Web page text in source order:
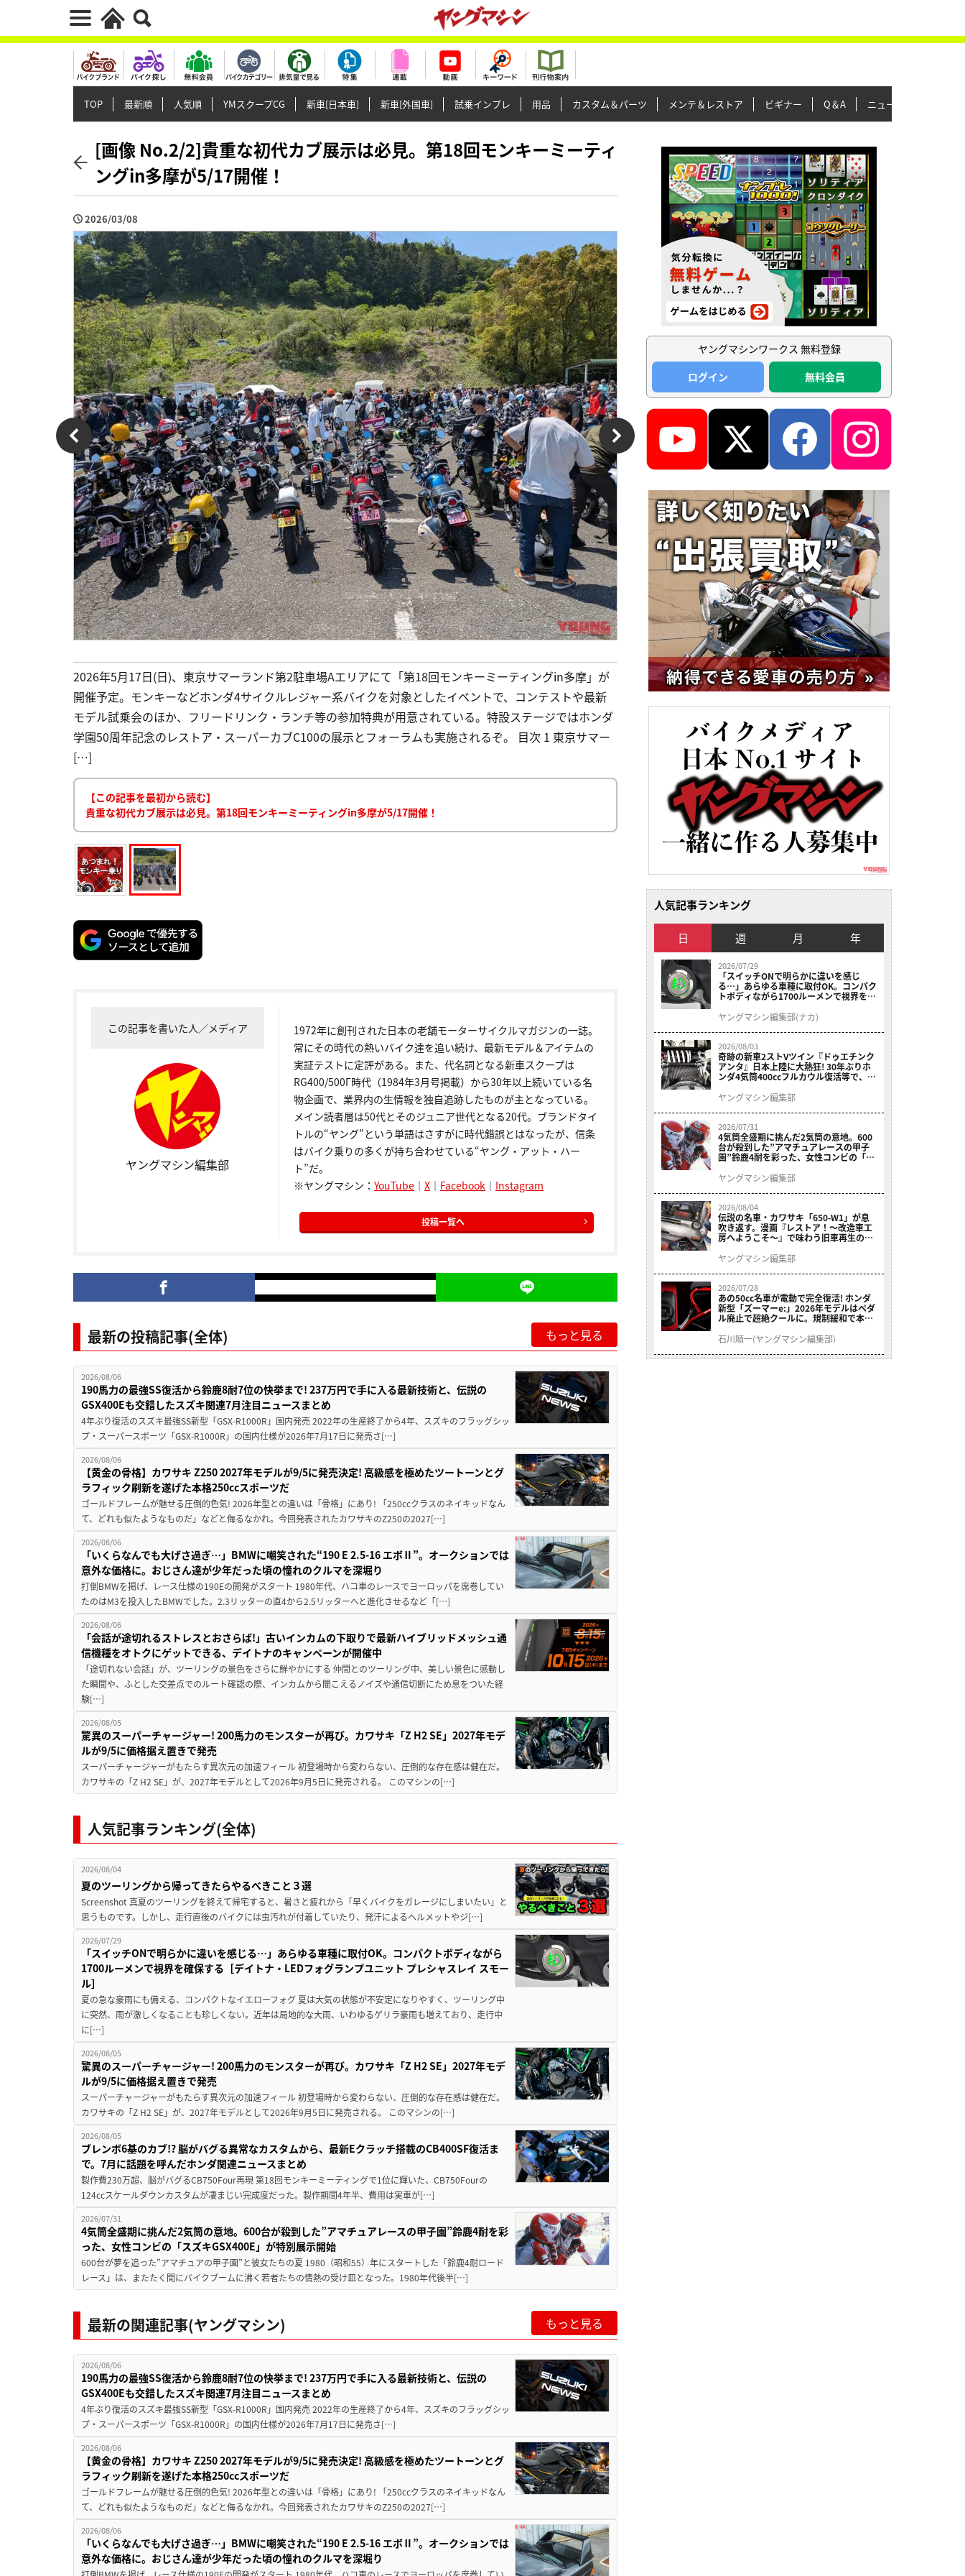
TOP 最新順 人気順 YMスクープCG 新車[日本車] 新車[外国車] 試乗インプレ 用品 カスタム＆パーツ メンテ＆レストア ビギナー Q＆A ニュース＆トピックス
[画像 No.2/2]貴重な初代カブ展示は必見。第18回モンキーミーティ
ングin多摩が5/17開催！
2026/03/08
2026年5月17日(日)、東京サマーランド第2駐車場Aエリアにて「第18回モンキーミーティングin多摩」が
開催予定。モンキーなどホンダ4サイクルレジャー系バイクを対象としたイベントで、コンテストや最新
モデル試乗会のほか、フリードリンク・ランチ等の参加特典が用意されている。特設ステージではホンダ
学園50周年記念のレストア・スーパーカブC100の展示とフォーラムも実施されるぞ。 目次 1 東京サマー
[…]
【この記事を最初から読む】
貴重な初代カブ展示は必見。第18回モンキーミーティングin多摩が5/17開催！
この記事を書いた人／メディア
ヤングマシン編集部
1972年に創刊された日本の老舗モーターサイクルマガジンの一誌。
常にその時代の熱いバイク達を追い続け、最新モデル＆アイテムの
実証テストに定評がある。また、代名詞となる新車スクープは
RG400/500Γ時代（1984年3月号掲載）から30年以上続いている名
物企画で、業界内の生情報を独自追跡したものが主となっている。
メイン読者層は50代とそのジュニア世代となる20代。ブランドタイ
トルの“ヤング”という単語はさすがに時代錯誤とはなったが、信条
はバイク乗りの多くが持ち合わせている“ヤング・アット・ハー
ト”だ。
※ヤングマシン： YouTube｜ X｜ Facebook｜ Instagram
投稿一覧へ
最新の投稿記事(全体) もっと見る
2026/08/06
190馬力の最強SS復活から鈴鹿8耐7位の快挙まで! 237万円で手に入る最新技術と、伝説の
GSX400Eも交錯したスズキ関連7月注目ニュースまとめ
4年ぶり復活のスズキ最強SS新型「GSX-R1000R」国内発売 2022年の生産終了から4年、スズキのフラッグシッ
プ・スーパースポーツ「GSX-R1000R」の国内仕様が2026年7月17日に発売さ[…]
2026/08/06
【黄金の骨格】カワサキ Z250 2027年モデルが9/5に発売決定! 高級感を極めたツートーンとグ
ラフィック刷新を遂げた本格250ccスポーツだ
ゴールドフレームが魅せる圧倒的色気! 2026年型との違いは「骨格」にあり! 「250ccクラスのネイキッドなん
て、どれも似たようなものだ」などと侮るなかれ。今回発表されたカワサキのZ250の2027[…]
2026/08/06
「いくらなんでも大げさ過ぎ…」BMWに嘲笑された“190 E 2.5-16 エボⅡ”。オークションでは
意外な価格に。おじさん達が少年だった頃の憧れのクルマを深堀り
打倒BMWを掲げ、レース仕様の190Eの開発がスタート 1980年代、ハコ車のレースでヨーロッパを席巻してい
たのはM3を投入したBMWでした。2.3リッターの直4から2.5リッターへと進化させるなど「[…]
2026/08/06
「会話が途切れるストレスとおさらば!」古いインカムの下取りで最新ハイブリッドメッシュ通
信機種をオトクにゲットできる、デイトナのキャンペーンが開催中
「途切れない会話」が、ツーリングの景色をさらに鮮やかにする 仲間とのツーリング中、美しい景色に感動し
た瞬間や、ふとした交差点でのルート確認の際、インカムから聞こえるノイズや通信切断にため息をついた経
験[…]
2026/08/05
驚異のスーパーチャージャー! 200馬力のモンスターが再び。カワサキ「Z H2 SE」2027年モデ
ルが9/5に価格据え置きで発売
スーパーチャージャーがもたらす異次元の加速フィール 初登場時から変わらない、圧倒的な存在感は健在だ。
カワサキの「Z H2 SE」が、2027年モデルとして2026年9月5日に発売される。 このマシンの[…]
人気記事ランキング(全体)
2026/08/04
夏のツーリングから帰ってきたらやるべきこと３選
Screenshot 真夏のツーリングを終えて帰宅すると、暑さと疲れから「早くバイクをガレージにしまいたい」と
思うものです。しかし、走行直後のバイクには虫汚れが付着していたり、発汗によるヘルメットやジ[…]
2026/07/29
「スイッチONで明らかに違いを感じる…」あらゆる車種に取付OK。コンパクトボディながら
1700ルーメンで視界を確保する［デイトナ・LEDフォグランプユニット プレシャスレイ スモー
ル］
夏の急な豪雨にも備える、コンパクトなイエローフォグ 夏は大気の状態が不安定になりやすく、ツーリング中
に突然、雨が激しくなることも珍しくない。近年は局地的な大雨、いわゆるゲリラ豪雨も増えており、走行中
に[…]
2026/08/05
驚異のスーパーチャージャー! 200馬力のモンスターが再び。カワサキ「Z H2 SE」2027年モデ
ルが9/5に価格据え置きで発売
スーパーチャージャーがもたらす異次元の加速フィール 初登場時から変わらない、圧倒的な存在感は健在だ。
カワサキの「Z H2 SE」が、2027年モデルとして2026年9月5日に発売される。 このマシンの[…]
2026/08/05
ブレンボ6基のカブ!? 脳がバグる異常なカスタムから、最新Eクラッチ搭載のCB400SF復活ま
で。7月に話題を呼んだホンダ関連ニュースまとめ
製作費230万超、脳がバグるCB750Four再現 第18回モンキーミーティングで1位に輝いた、CB750Fourの
124ccスケールダウンカスタムが凄まじい完成度だった。製作期間4年半、費用は実車が[…]
2026/07/31
4気筒全盛期に挑んだ2気筒の意地。600台が殺到した”アマチュアレースの甲子園”鈴鹿4耐を彩
った、女性コンビの「スズキGSX400E」が特別展示開始
600台が夢を追った”アマチュアの甲子園”と彼女たちの夏 1980（昭和55）年にスタートした「鈴鹿4耐ロード
レース」は、またたく間にバイクブームに沸く若者たちの情熱の受け皿となった。1980年代後半[…]
最新の関連記事(ヤングマシン) もっと見る
2026/08/06
190馬力の最強SS復活から鈴鹿8耐7位の快挙まで! 237万円で手に入る最新技術と、伝説の
GSX400Eも交錯したスズキ関連7月注目ニュースまとめ
4年ぶり復活のスズキ最強SS新型「GSX-R1000R」国内発売 2022年の生産終了から4年、スズキのフラッグシッ
プ・スーパースポーツ「GSX-R1000R」の国内仕様が2026年7月17日に発売さ[…]
2026/08/06
【黄金の骨格】カワサキ Z250 2027年モデルが9/5に発売決定! 高級感を極めたツートーンとグ
ラフィック刷新を遂げた本格250ccスポーツだ
ゴールドフレームが魅せる圧倒的色気! 2026年型との違いは「骨格」にあり! 「250ccクラスのネイキッドなん
て、どれも似たようなものだ」などと侮るなかれ。今回発表されたカワサキのZ250の2027[…]
2026/08/06
「いくらなんでも大げさ過ぎ…」BMWに嘲笑された“190 E 2.5-16 エボⅡ”。オークションでは
意外な価格に。おじさん達が少年だった頃の憧れのクルマを深堀り
ヤングマシンワークス 無料登録
ログイン
無料会員
人気記事ランキング
日 週 月 年
2026/07/29
「スイッチONで明らかに違いを感じ
る…」あらゆる車種に取付OK。コンパク
トボディながら1700ルーメンで視界を確
ニット プレシャスレイ スモール］
ヤングマシン編集部(ナカ)
2026/08/03
奇跡の新車2ストVツイン『ドゥエチンク
アンタ』日本上陸に大熱狂! 30年ぶりホ
ンダ4気筒400ccフルカウル復活等で、ロ
ニュース振り返り】
ヤングマシン編集部
2026/07/31
4気筒全盛期に挑んだ2気筒の意地。600
台が殺到した”アマチュアレースの甲子
園”鈴鹿4耐を彩った、女性コンビの「ス
ヤングマシン編集部
2026/08/04
伝説の名車・カワサキ「650-W1」が息
吹き返す。漫画『レストア！～改造車工
房へようこそ～』で味わう旧車再生のロ
ヤングマシン編集部
2026/07/28
あの50cc名車が電動で完全復活! ホンダ
新型「ズーマーe:」2026年モデルはペダ
ル廃止で超絶クールに。規制緩和で本来
石川順一(ヤングマシン編集部)